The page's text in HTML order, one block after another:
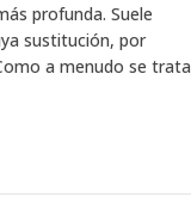
profunda. Suele
sustitución, por
a menudo se trata